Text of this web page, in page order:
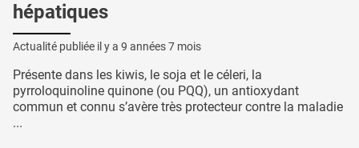
hépatiques
Actualité publiée il y a 9 années 7 mois
Présente dans les kiwis, le soja et le céleri, la
pyrroloquinoline quinone (ou PQQ), un antioxydant
commun et connu s’avère très protecteur contre la maladie
...